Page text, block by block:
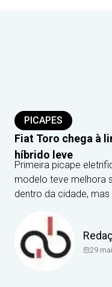
PICAPES
Fiat Toro chega à
híbrido leve
Primeira picape
modelo teve melhora
dentro da cidade,
29